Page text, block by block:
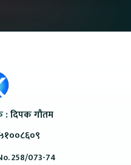
:दिपक गौतम
258/073-74